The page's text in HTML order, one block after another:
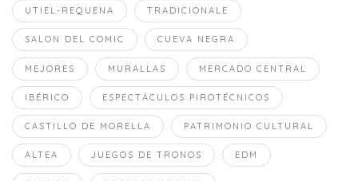
UTIEL-REQUENA TRADICIONALE
SALON DEL COMIC CUEVA NEGRA
MEJORES MURALLAS MERCADO CENTRAL
IBÉRICO ESPECTÁCULOS PIROTÉCNICOS
CASTILLO DE MORELLA PATRIMONIO CULTURAL
ALTEA JUEGOS DE TRONOS EDM